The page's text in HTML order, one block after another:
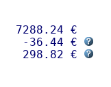
€
-36.44 €
298.82 €